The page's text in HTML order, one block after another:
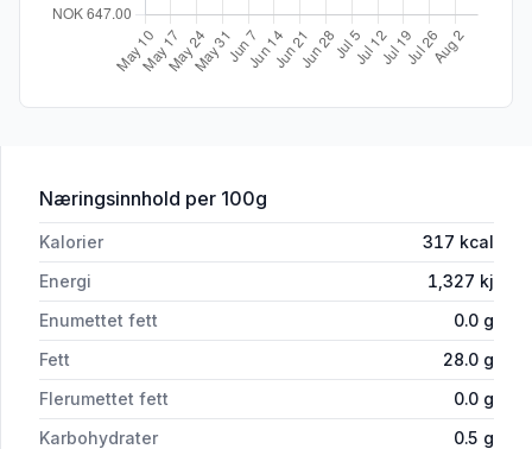
Næringsinnhold for 'Kongeost 18+ Mnd Økologisk,
per 100g
Kalorier 317 kcal
Energi
1,327 kj
Enumettet fett
0.0 g
Fett
28.0 g
Flerumettet fett
0.0 g
Karbohydrater
0.5 g